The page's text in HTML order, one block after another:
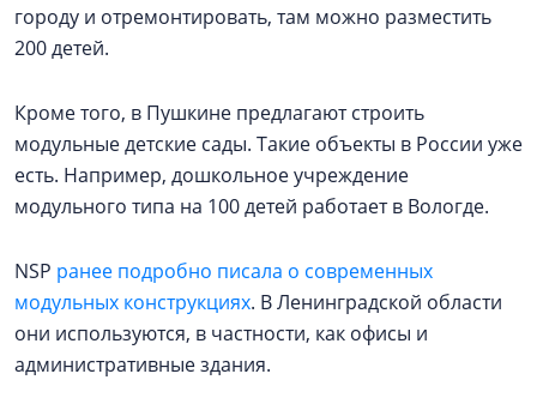
городу и отремонтировать, там можно разместить
200 детей.
Кроме того, в Пушкине предлагают строить
модульные детские сады. Такие объекты в России уже
есть. Например, дошкольное учреждение
модульного типа на 100 детей работает в Вологде.
NSP ранее подробно писала о современных
модульных конструкциях. В Ленинградской области
они используются, в частности, как офисы и
административные здания.